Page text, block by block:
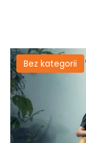
Bez kategorii